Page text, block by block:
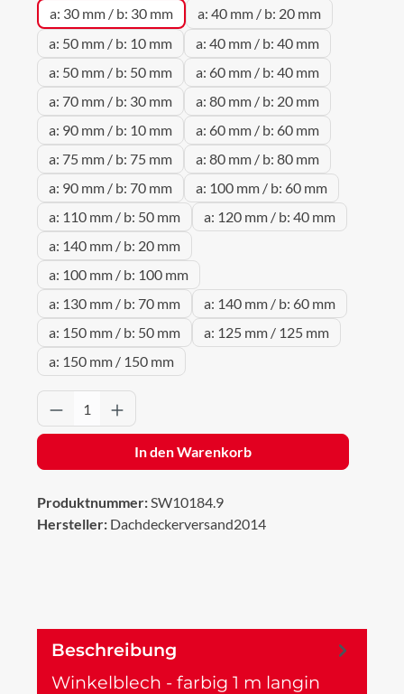
a: 30 mm / b: 30 mm
a: 40 mm / b: 20 mm
a: 50 mm / b: 10 mm
a: 40 mm / b: 40 mm
a: 50 mm / b: 50 mm
a: 60 mm / b: 40 mm
a: 70 mm / b: 30 mm
a: 80 mm / b: 20 mm
a: 90 mm / b: 10 mm
a: 60 mm / b: 60 mm
a: 75 mm / b: 75 mm
a: 80 mm / b: 80 mm
a: 90 mm / b: 70 mm
a: 100 mm / b: 60 mm
a: 110 mm / b: 50 mm
a: 120 mm / b: 40 mm
a: 140 mm / b: 20 mm
a: 100 mm / b: 100 mm
a: 130 mm / b: 70 mm
a: 140 mm / b: 60 mm
a: 150 mm / b: 50 mm
a: 125 mm / 125 mm
a: 150 mm / 150 mm
Produkt Anzahl: Gib den gewünschten
In den Warenkorb
Produktnummer:SW10184.9
Hersteller: Dachdeckerversand2014
Beschreibung
Winkelblech - farbig 1 m langin